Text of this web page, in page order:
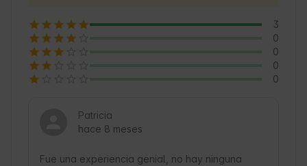
3
0
0
0
0
Patricia
hace 8 meses
Fue una experiencia genial, no hay ninguna